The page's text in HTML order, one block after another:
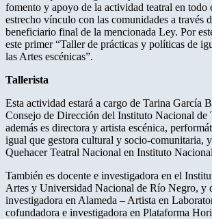
fomento y apoyo de la actividad teatral en todo
estrecho vínculo con las comunidades a través
beneficiario final de la mencionada Ley. Por
este primer “Taller de prácticas y políticas de
las Artes escénicas”.
Tallerista
Esta actividad estará a cargo de Tarina García
Consejo de Dirección del Instituto Nacional de
además es directora y artista escénica,
igual que gestora cultural y socio-comunitaria,
Quehacer Teatral Nacional en Instituto
También es docente e investigadora en el
Artes y Universidad Nacional de Río Negro, y
investigadora en Alameda – Artista en
cofundadora e investigadora en Plataforma